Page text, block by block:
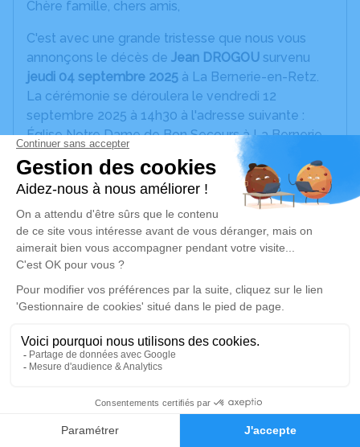
Faire-part Hommages
Chère famille, chers amis,
C'est avec une grande tristesse que nous vous
annonçons le décès de Jean DROGOU survenu
jeudi 04 septembre 2025 à La Bernerie-en-Retz.
La cérémonie se déroulera le vendredi 12
septembre 2025 à 14h30 à l'adresse suivante :
Église Notre Dame de Bon Secours à La Bernerie-
en-Retz - 12, Rue Jean Duplessis - 44760 La
Bernerie-en-Retz.
Nous vous invitons à utiliser cet espace pour
laisser vos condoléances, partager des photos
souvenirs, une anecdote ou exprimer vos pensées
à travers des poèmes ou des textes. Cet endroit
est un lieu d'expression dédié à honorer la
mémoire de Jean DROGOU.
Un service de plantation d’arbre hommage est
disponible ici.
Je rends hommage